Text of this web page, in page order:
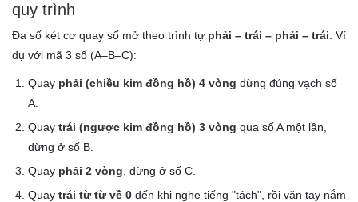
quy trình
Đa số két cơ quay số mở theo trình tự phải – trái – phải – trái . Ví
dụ với mã 3 số (A–B–C):
Quay phải (chiều kim đồng hồ) 4 vòng dừng đúng vạch số
A.
Quay trái (ngược kim đồng hồ) 3 vòng qua số A một lần,
dừng ở số B.
Quay phải 2 vòng , dừng ở số C.
Quay trái từ từ về 0 đến khi nghe tiếng "tách", rồi vặn tay nắm